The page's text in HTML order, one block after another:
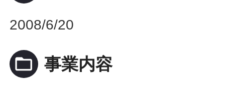
2008/6/20
folder_open 事業内容